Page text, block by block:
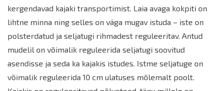
kergendavad kajaki transportimist. Laia avaga kokpiti on
lihtne minna ning selles on väga mugav istuda – iste on
polsterdatud ja seljatugi rihmadest reguleeritav. Antud
mudelil on võimalik reguleerida seljatugi soovitud
asendisse ja seda ka kajakis istudes. Istme seljatuge on
võimalik reguleerida 10 cm ulatuses mõlemalt poolt.